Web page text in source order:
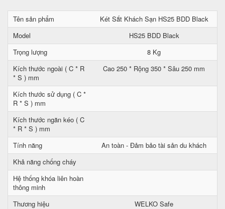
Tên sản phẩm
Két Sắt Khách Sạn HS25 BDD Black
Model
HS25 BDD Black
Trọng lượng
8 Kg
Kích thước ngoài ( C * R
* S ) mm
Cao 250 * Rộng 350 * Sâu 250 mm
Kích thước sử dụng ( C *
R * S ) mm
Kích thước ngăn kéo ( C
* R * S ) mm
Tính năng
An toàn - Đảm bảo tài sản du khách
Khả năng chống cháy
Hệ thống khóa liên hoàn
thông minh
Thương hiệu
WELKO Safe